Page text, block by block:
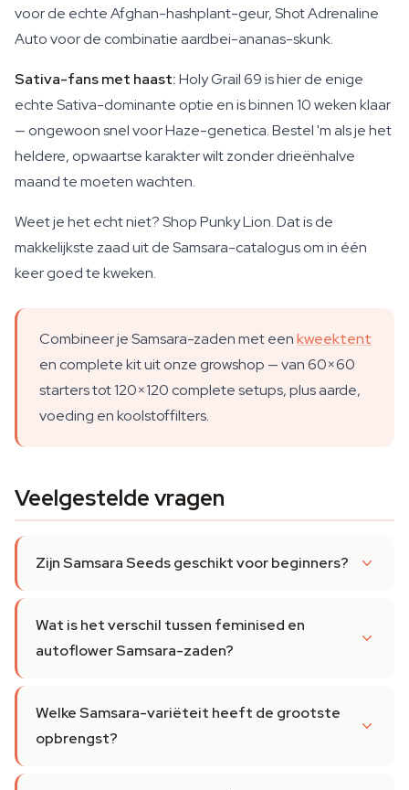
voor de echte Afghan-hashplant-geur, Shot Adrenaline
Auto voor de combinatie aardbei-ananas-skunk.
Sativa-fans met haast:Holy Grail 69 is hier de enige
echte Sativa-dominante optie en is binnen 10 weken klaar
— ongewoon snel voor Haze-genetica. Bestel 'm als je het
heldere, opwaartse karakter wilt zonder drieënhalve
maand te moeten wachten.
Weet je het echt niet? Shop Punky Lion. Dat is de
makkelijkste zaad uit de Samsara-catalogus om in één
keer goed te kweken.
Combineer je Samsara-zaden met eenkweektent
en complete kit uit onze growshop — van 60×60
starters tot 120×120 complete setups, plus aarde,
voeding en koolstoffilters.
Veelgestelde vragen
Zijn Samsara Seeds geschikt voor beginners?
Wat is het verschil tussen feminised en
autoflower Samsara-zaden?
Welke Samsara-variëteit heeft de grootste
opbrengst?